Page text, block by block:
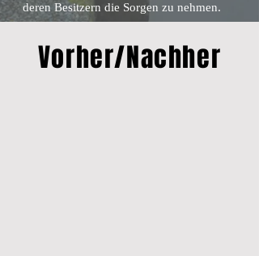
deren Besitzern die Sorgen zu nehmen.
Vorher/Nachher